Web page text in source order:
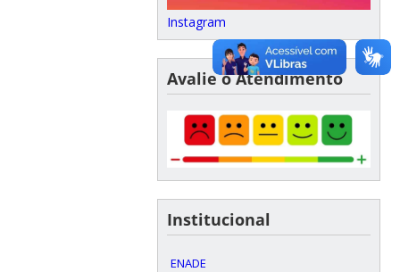
Instagram
Avalie o Atendimento
Institucional
ENADE